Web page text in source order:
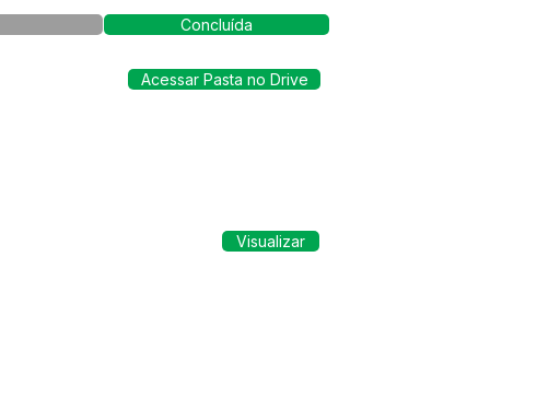
Concluída
Acessar Pasta no Drive
Visualizar